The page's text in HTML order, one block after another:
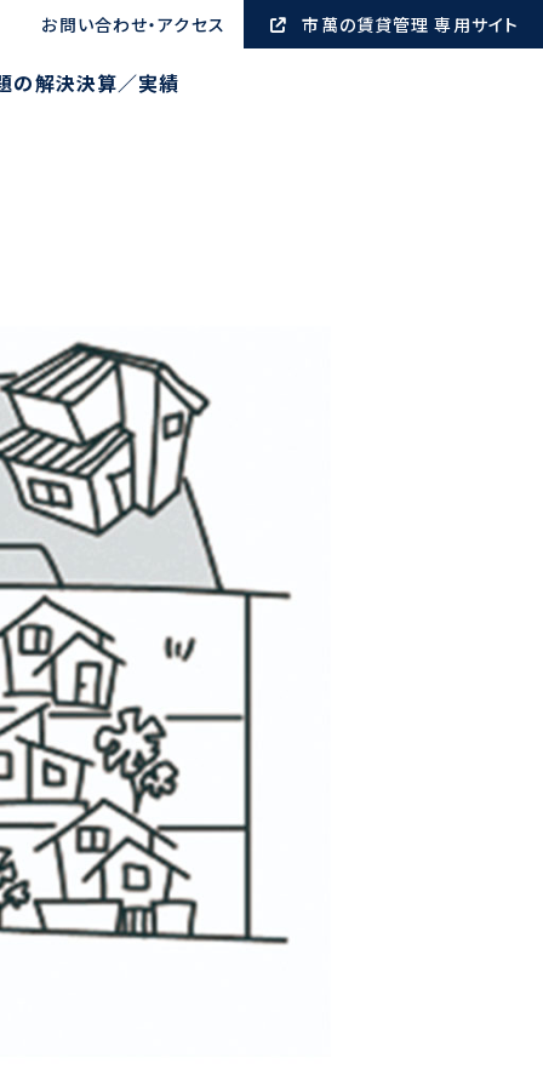
お問い合わせ・アクセス 市萬の賃貸管理 専用サイト
の解決決算／実績